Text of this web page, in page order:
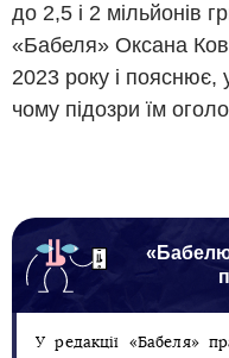
до 2,5 і 2 мільйонів
«Бабеля» Оксана
2023 року і пояснює,
чому підозри їм
У редакції «Бабеля»